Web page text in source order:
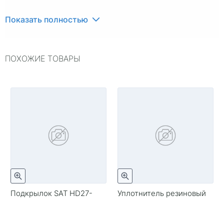
Показать полностью
ПОХОЖИЕ ТОВАРЫ
Подкрылок SAT HD27-
Уплотнитель резиновый